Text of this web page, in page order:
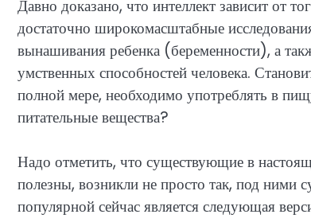
Давно доказано, что интеллект зависит от
достаточно широкомасштабные
вынашивания ребенка (беременности), а
умственных способностей человека.
полной мере, необходимо употреблять в
питательные вещества?
Надо отметить, что существующие в
полезны, возникли не просто так, под ними
популярной сейчас является следующая